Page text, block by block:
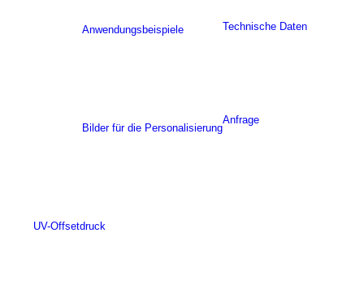
Anwendungsbeispiele
Bilder für die Personalisierung
Technische Daten
Anfrage
UV-Offsetdruck